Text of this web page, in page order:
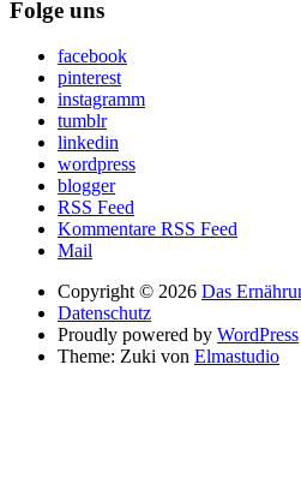
Folge uns
facebook
pinterest
instagramm
tumblr
linkedin
wordpress
blogger
RSS Feed
Kommentare RSS Feed
Mail
Copyright © 2026 Das
Datenschutz
Proudly powered by WordPress
Theme: Zuki von Elmastudio